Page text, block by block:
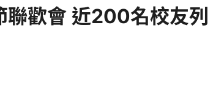
歡會 近200名校友列